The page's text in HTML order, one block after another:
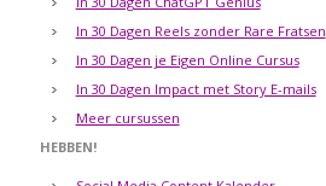
In 30 Dagen Reels zonder Rare Fratsen
In 30 Dagen je Eigen Online Cursus
In 30 Dagen Impact met Story E-mails
Meer cursussen
HEBBEN!